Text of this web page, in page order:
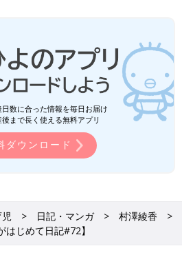
数に合った情報を毎日お届け
まで長く使える無料アプリ
ダウンロード
日記・マンガ
村澤綾香
じめて日記#72】